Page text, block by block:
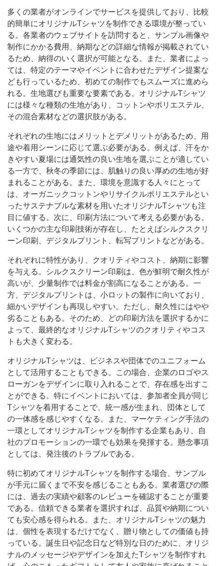
多くの業者がオンラインでサービスを提供しており、比較
的簡単にオリジナルTシャツを制作できる環境が整ってい
る。各業者のウェブサイトを訪問すると、サンプル画像や
制作にかかる費用、納期などの詳細な情報が掲載されてい
るため、納得のいく選択が可能となる。また、業者によっ
ては、特定のテーマやイベントに合わせたデザイン提案な
ども行っているため、初めての制作でもスムーズに進めら
れる。生地選びも重要な要素である。オリジナルTシャツ
には様々な種類の生地があり、コットンやポリエステル、
その混合素材などの選択肢がある。
それぞれの生地にはメリットとデメリットがあるため、用
途や着用シーンに応じて選ぶ必要がある。例えば、汗をか
きやすい夏場には通気性の良い生地を選ぶことが適してい
る一方で、秋冬の季節には、肌触りの良い厚めの生地が好
まれることがある。また、環境を意識する人々にとって
は、オーガニックコットンやリサイクルポリエステルとい
ったサステナブルな素材を用いたオリジナルTシャツも注
目に値する。次に、印刷方法について考える必要がある。
いくつかの主な印刷技術が存在し、たとえばシルクスクリ
ーン印刷、デジタルプリント、転写プリントなどがある。
それぞれに特性があり、クオリティやコスト、納期に影響
を与える。シルクスクリーン印刷は、色が鮮明で耐久性が
高いが、少量制作では料金が割高になることがある。一
方、デジタルプリントは、小ロットの製作に向いており、
細かいデザインも再現しやすい。ただし、耐久性にはやや
劣ることもある。そのため、どの印刷方法を選択するかに
よって、最終的なオリジナルTシャツのクオリティやコス
トも大きく変わる。
オリジナルTシャツは、ビジネスや団体でのユニフォーム
として活用することもできる。この場合、企業のロゴやス
ローガンをデザインに取り入れることで、存在感を出すこ
とができる。特にイベントにおいては、参加者全員が同じ
Tシャツを着用することで、統一感が生まれ、団体として
の一体感を感じやすくなる。また、マーケティング手法の
一環としてオリジナルTシャツを制作する企業もあり、自
社のプロモーションの一環でも効果を発揮する。懸念事項
としては、発注後のトラブルである。
特に初めてオリジナルTシャツを制作する場合、サンプル
が手元に届くまで不安を感じることもある。業者選びの際
には、過去の実績や顧客のレビューを確認することが重要
である。信頼できる業者を選択すれば、品質や納期につい
ても安心感を得られる。また、オリジナルTシャツの魅力
は、個性を表現するだけでなく、贈り物としての価値も持
っている。誕生日や記念日など特別な日のために、オリジ
ナルのメッセージやデザインを加えたTシャツを制作すれ